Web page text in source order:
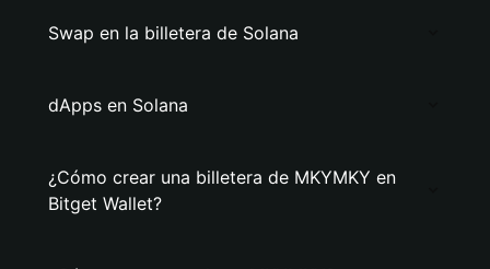
Swap en la billetera de Solana
dApps en Solana
¿Cómo crear una billetera de MKYMKY en
Bitget Wallet?